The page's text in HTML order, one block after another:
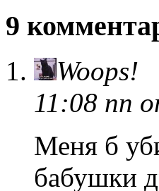
9
Woops!
11:08 пп
Меня б
бабушки